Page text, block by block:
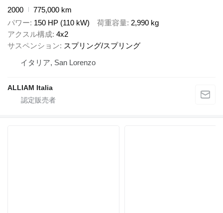
2000
775,000 km
パワー 150 HP (110 kW) 荷重容量 2,990 kg
アクスル構成 4x2
サスペンション
スプリング/スプリング
イタリア, San Lorenzo
ALLIAM Italia